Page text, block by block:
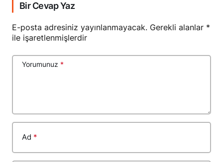
Bir Cevap Yaz
E-posta adresiniz yayınlanmayacak. Gerekli alanlar *
ile işaretlenmişlerdir
Yorumunuz *
Ad *